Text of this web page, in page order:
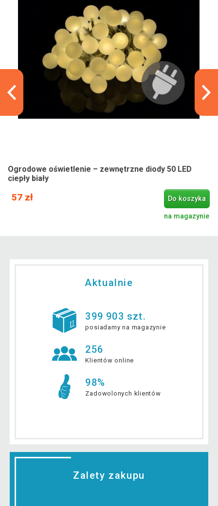
Ogrodowe oświetlenie – zewnętrzne diody 50 LED
ciepły biały
57 zł Do koszyka
na magazynie
Aktualnie
399 903 szt.
posiadamy na magazynie
256
Klientów online
98%
Zadowolonych klientów
Zalety zakupu